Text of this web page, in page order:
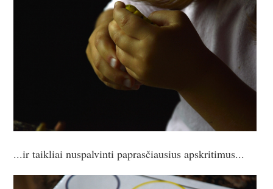
...ir taikliai nuspalvinti paprasčiausius apskritimus...